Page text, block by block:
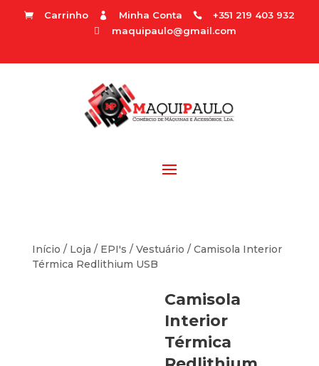
 Carrinho  Minha Conta  +351 219 403 932
 maquipaulo@gmail.com
Início / Loja / EPI's / Vestuário / Camisola Interior
Térmica Redlithium USB
Camisola
Interior
Térmica